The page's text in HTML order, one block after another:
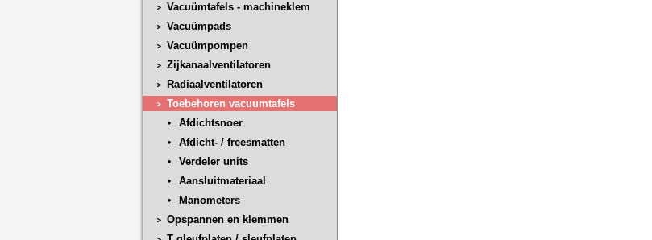
Vacuümtafels - machineklem
Vacuümpads
Vacuümpompen
Zijkanaalventilatoren
Radiaalventilatoren
Toebehoren vacuumtafels
Afdichtsnoer
Afdicht- / freesmatten
Verdeler units
Aansluitmateriaal
Manometers
Opspannen en klemmen